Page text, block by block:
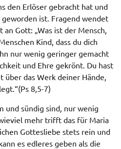
den Erlöser gebracht hat und
ist. Fragend wendet
Gott: „Was ist der Mensch,
Kind, dass du dich
nur wenig geringer gemacht
und Ehre gekrönt. Du hast
das Werk deiner Hände,
8,5-7)
und sündig sind, nur wenig
mehr trifft das für Maria
Gottesliebe stets rein und
es edleres geben als die